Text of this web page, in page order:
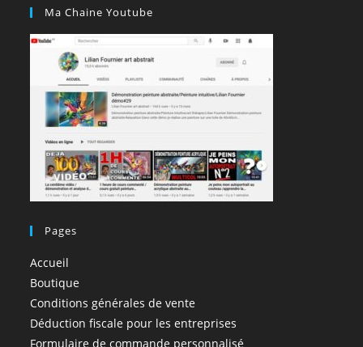
Ma Chaine Youtube
Pages
Accueil
Boutique
Conditions générales de vente
Déduction fiscale pour les entreprises
Formulaire de commande personnalisé